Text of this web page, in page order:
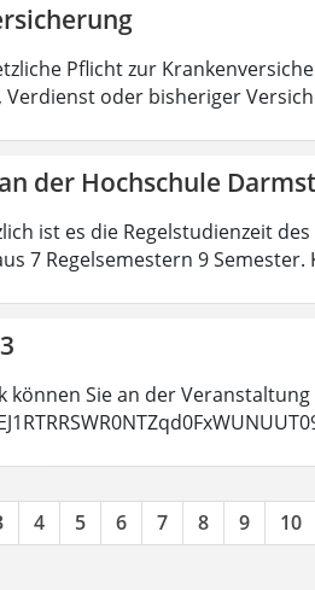
Pflicht zur
Verdienst oder bisheriger
der Hochschule
ist es die Regelstudienzeit
7 Regelsemestern 9
können Sie an der
4 5 6 7 8 9 10